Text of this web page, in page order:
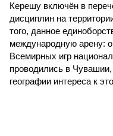
Керешу включён в
дисциплин на
того, данное
международную арену:
Всемирных игр
проводились в
географии интереса к